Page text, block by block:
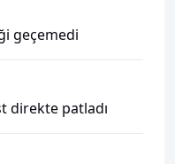
geçemedi
direkte patladı